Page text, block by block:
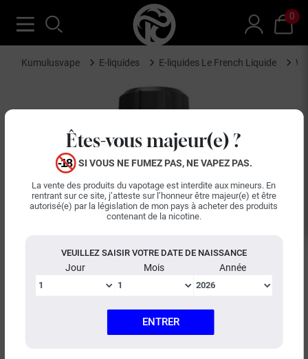
Êtes-vous majeur(e) ?
SI VOUS NE FUMEZ PAS, NE VAPEZ PAS.
La vente des produits du vapotage est interdite aux mineurs. En
rentrant sur ce site, j’atteste sur l’honneur être majeur(e) et être
autorisé(e) par la législation de mon pays à acheter des produits
contenant de la nicotine.
VEUILLEZ SAISIR VOTRE DATE DE NAISSANCE
Jour Mois Année
ENTRER
0
Kumulusvape E-liquides E-liquides Le French Liquide